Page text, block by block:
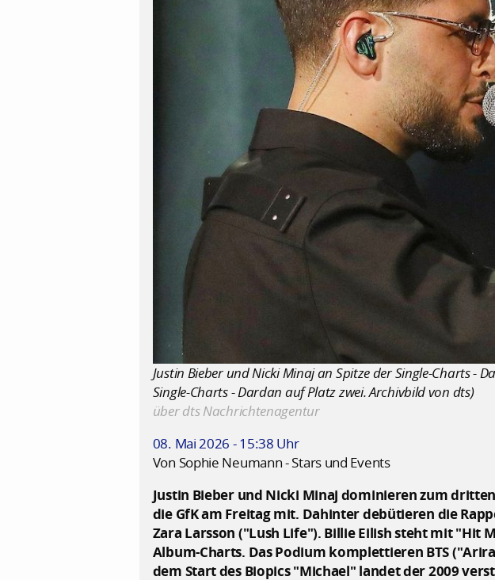
Justin Bieber und Nicki Minaj an Spitze der Single-Charts -
Single-Charts - Dardan auf Platz zwei. Archivbild von dts)
über dts Nachrichtenagentur
08. Mai 2026 - 15:38 Uhr
Von Sophie Neumann - Stars und Events
Justin Bieber und Nicki Minaj dominieren zum
die GfK am Freitag mit. Dahinter debütieren die
Zara Larsson ("Lush Life"). Billie Eilish steht mit "Hit
Album-Charts. Das Podium komplettieren BTS
dem Start des Biopics "Michael" landet der 2009